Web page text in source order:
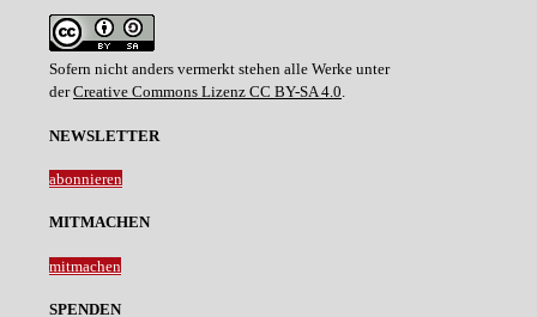
Sofern nicht anders vermerkt stehen alle Werke unter
derCreative Commons Lizenz CC BY-SA 4.0.
NEWSLETTER
abonnieren
MITMACHEN
mitmachen
SPENDEN